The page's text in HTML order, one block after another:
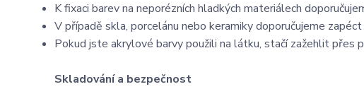
K fixaci barev na neporézních hladkých materiálech
V případě skla, porcelánu nebo keramiky doporučujeme
Pokud jste akrylové barvy použili na látku, stačí zažehlit přes
Skladování a bezpečnost